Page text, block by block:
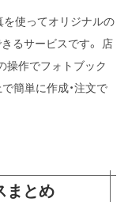
を使ってオリジナルの
るサービスです。
店
操作でフォトブック
簡単に作成・注文で
まとめ